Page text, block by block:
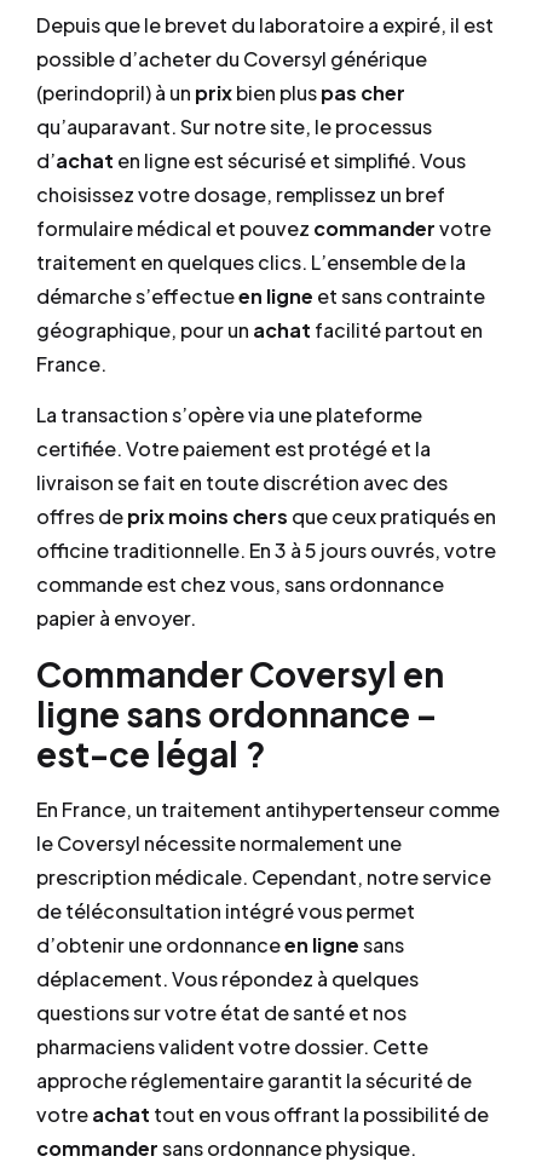
Depuis que le brevet du laboratoire a expiré, il est
possible d’acheter du Coversyl générique
(perindopril) à un prixbien pluspas cher
qu’auparavant. Sur notre site, le processus
d’achat en ligne est sécurisé et simplifié. Vous
choisissez votre dosage, remplissez un bref
formulaire médical et pouvez commandervotre
traitement en quelques clics. L’ensemble de la
démarche s’effectueen ligne et sans contrainte
géographique, pour un achat facilité partout en
France.
La transaction s’opère via une plateforme
certifiée. Votre paiement est protégé et la
livraison se fait en toute discrétion avec des
offres deprixmoins chers que ceux pratiqués en
officine traditionnelle. En 3 à 5 jours ouvrés, votre
commande est chez vous, sans ordonnance
papier à envoyer.
Commander Coversyl en
ligne sans ordonnance –
est-ce légal ?
En France, un traitement antihypertenseur comme
le Coversyl nécessite normalement une
prescription médicale. Cependant, notre service
de téléconsultation intégré vous permet
d’obtenir une ordonnanceen lignesans
déplacement. Vous répondez à quelques
questions sur votre état de santé et nos
pharmaciens valident votre dossier. Cette
approche réglementaire garantit la sécurité de
votreachat tout en vous offrant la possibilité de
commandersans ordonnance physique.